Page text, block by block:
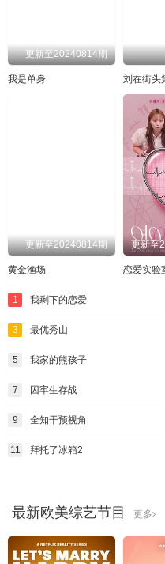
更新至20240814期
我是单身 刘在街头
更新至20240814期
黄金渔场 恋爱实验
1 我剩下的恋爱
3 最优秀山
5 我家的熊孩子
7 囚牢生存战
9 全知干预视角
11 拜托了冰箱2
最新欧美综艺节目 更多